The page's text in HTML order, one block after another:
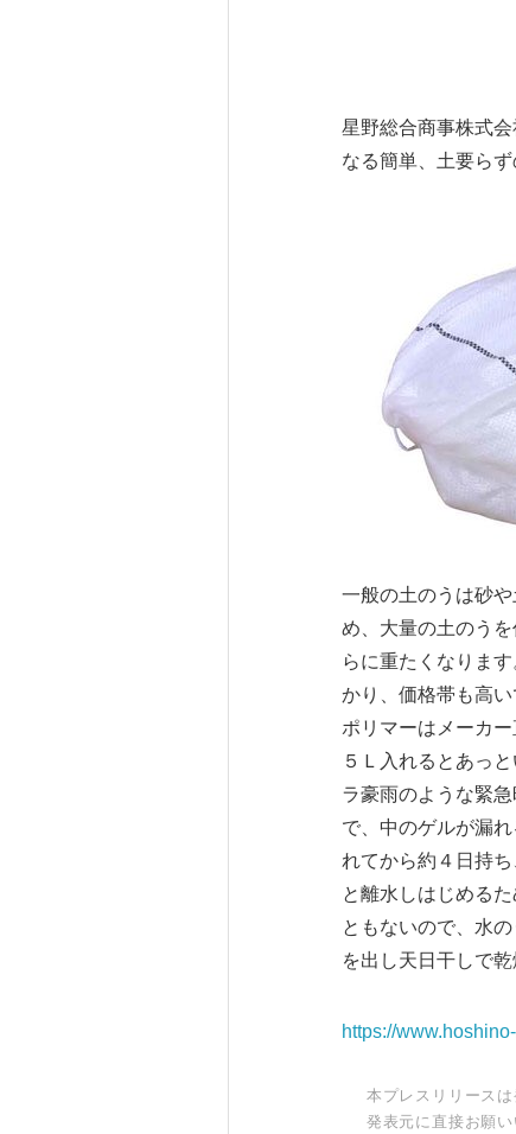
星野総合商事株式
なる簡単、土要ら
一般の土のうは砂
め、大量の土のう
らに重たくなりま
かり、価格帯も高
ポリマーはメーカ
５Ｌ入れるとあっ
ラ豪雨のような緊
で、中のゲルが漏
れてから約４日持
と離水しはじめる
ともないので、水
を出し天日干しで
https://
本プレスリリース
発表元に直接お願い